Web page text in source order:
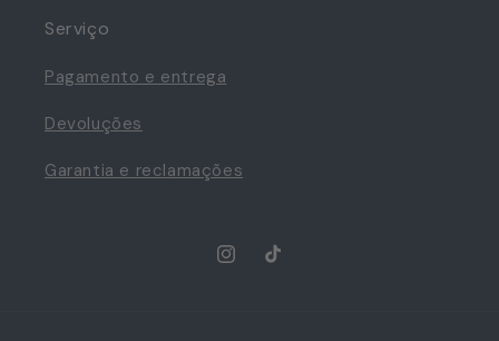
Serviço
Pagamento e entrega
Devoluções
Garantia e reclamações
InstagramTikTok